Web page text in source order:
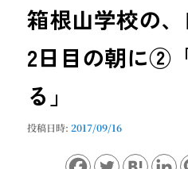
ゲ
ー
ョ
箱根山学校の
2日目の朝に②
る」
投稿日時:2017/09/16